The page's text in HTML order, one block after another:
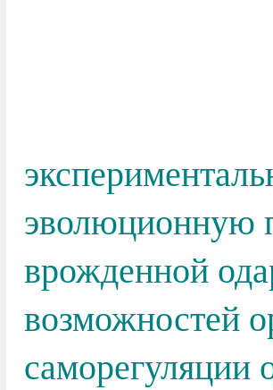
Автор
эволюционную
врожденной
возможностей
саморегуляции